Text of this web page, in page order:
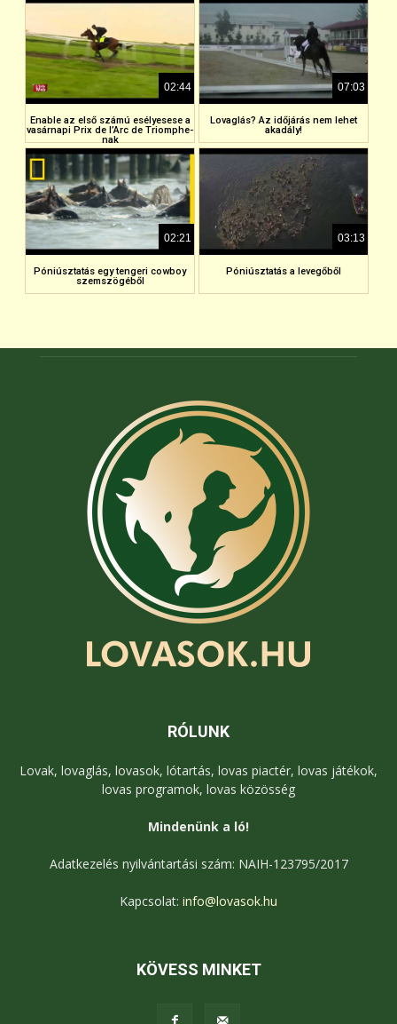
02:44
Enable az első számú esélyesese a
vasárnapi Prix de l’Arc de Triomphe-
nak
07:03
Lovaglás? Az időjárás nem lehet
akadály!
02:21
Póniúsztatás egy tengeri cowboy
szemszögéből
03:13
Póniúsztatás a levegőből
RÓLUNK
Lovak, lovaglás, lovasok, lótartás, lovas piactér, lovas játékok,
lovas programok, lovas közösség
Mindenünk a ló!
Adatkezelés nyilvántartási szám: NAIH-123795/2017
Kapcsolat: info@lovasok.hu
KÖVESS MINKET